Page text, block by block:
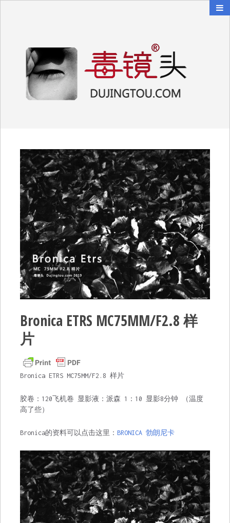
Bronica ETRS MC75MM/F2.8 样
片
Bronica ETRS MC75MM/F2.8 样片
胶卷：120飞机卷 显影液：派森 1：10 显影8分钟 （温度
高了些）
Bronica的资料可以点击这里： BRONICA 勃朗尼卡